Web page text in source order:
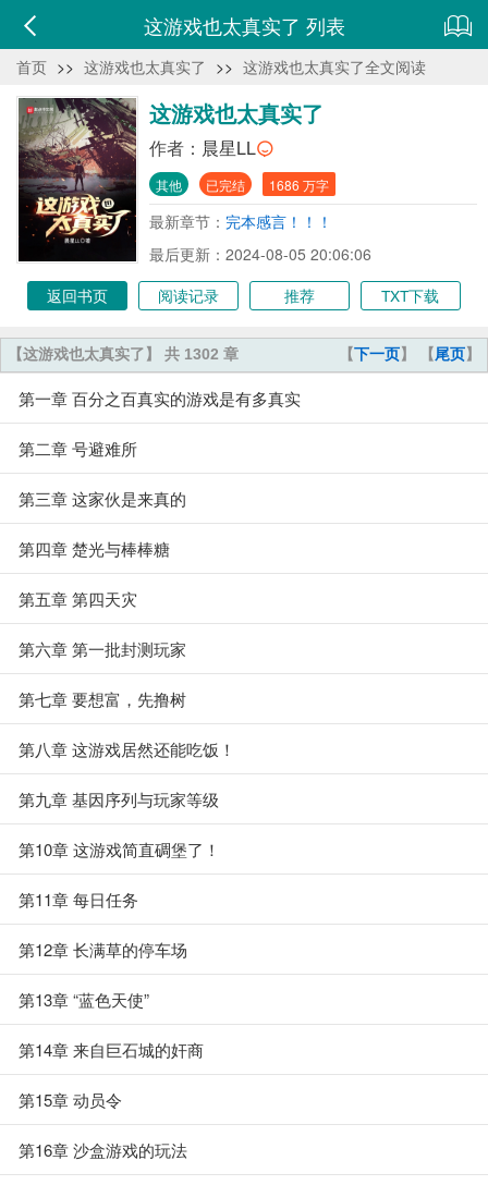
这游戏也太真实了 列表
首页 >> 这游戏也太真实了 >> 这游戏也太真实了全文阅读
这游戏也太真实了
作者： 晨星LL
其他 已完结 1686 万字
最新章节： 完本感言！！！
最后更新：2024-08-05 20:06:06
返回书页
阅读记录 推荐 TXT下载
【下一页】 【尾页】
【这游戏也太真实了】 共 1302 章
第一章 百分之百真实的游戏是有多真实
第二章 号避难所
第三章 这家伙是来真的
第四章 楚光与棒棒糖
第五章 第四天灾
第六章 第一批封测玩家
第七章 要想富，先撸树
第八章 这游戏居然还能吃饭！
第九章 基因序列与玩家等级
第10章 这游戏简直碉堡了！
第11章 每日任务
第12章 长满草的停车场
第13章 “蓝色天使”
第14章 来自巨石城的奸商
第15章 动员令
第16章 沙盒游戏的玩法